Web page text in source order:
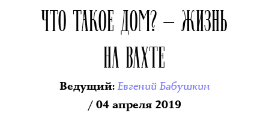
ЧТО ТАКОЕ ДОМ? — ЖИЗНЬ
НА ВАХТЕ
Ведущий:Евгений Бабушкин
/ 04 апреля 2019